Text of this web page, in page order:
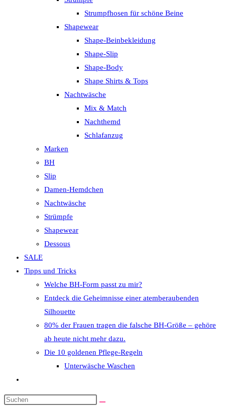
Strumpfhosen für schöne Beine
Shapewear
Shape-Beinbekleidung
Shape-Slip
Shape-Body
Shape Shirts & Tops
Nachtwäsche
Mix & Match
Nachthemd
Schlafanzug
Marken
BH
Slip
Damen-Hemdchen
Nachtwäsche
Strümpfe
Shapewear
Dessous
SALE
Tipps und Tricks
Welche BH-Form passt zu mir?
Entdeck die Geheimnisse einer atemberaubenden
Silhouette
80% der Frauen tragen die falsche BH-Größe – gehöre
ab heute nicht mehr dazu.
Die 10 goldenen Pflege-Regeln
Unterwäsche Waschen
umschalten
Diese